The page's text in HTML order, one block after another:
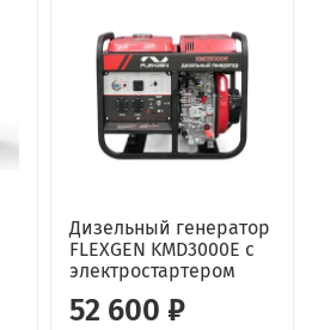
Дизельный генератор
FLEXGEN KMD3000E с
электростартером
52 600 ₽